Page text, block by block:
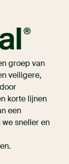
groep van
veiligere,
korte lijnen
een
sneller en